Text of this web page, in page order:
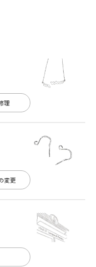
理
変更